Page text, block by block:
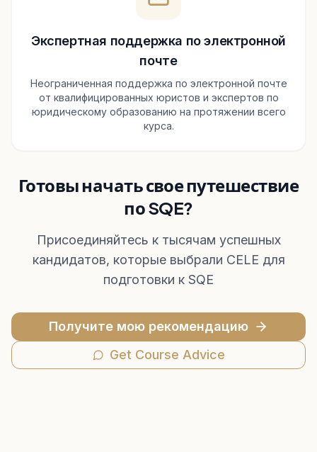
Экспертная поддержка по электронной
почте
Неограниченная поддержка по электронной почте
от квалифицированных юристов и экспертов по
юридическому образованию на протяжении всего
курса.
Готовы начать свое путешествие
по SQE?
Присоединяйтесь к тысячам успешных
кандидатов, которые выбрали CELE для
подготовки к SQE
Получите мою рекомендацию
Get Course Advice